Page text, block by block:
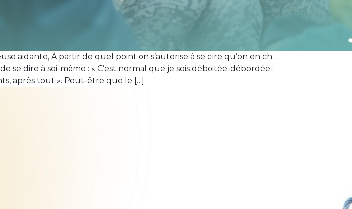
aidante, À partir de quel point on s’autorise à se dire qu’on en ch…
dire à soi-même : « C’est normal que je sois déboitée-débordée-
après tout ». Peut-être que le […]